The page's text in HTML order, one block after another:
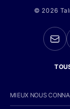
© 2026
MIEUX NOUS